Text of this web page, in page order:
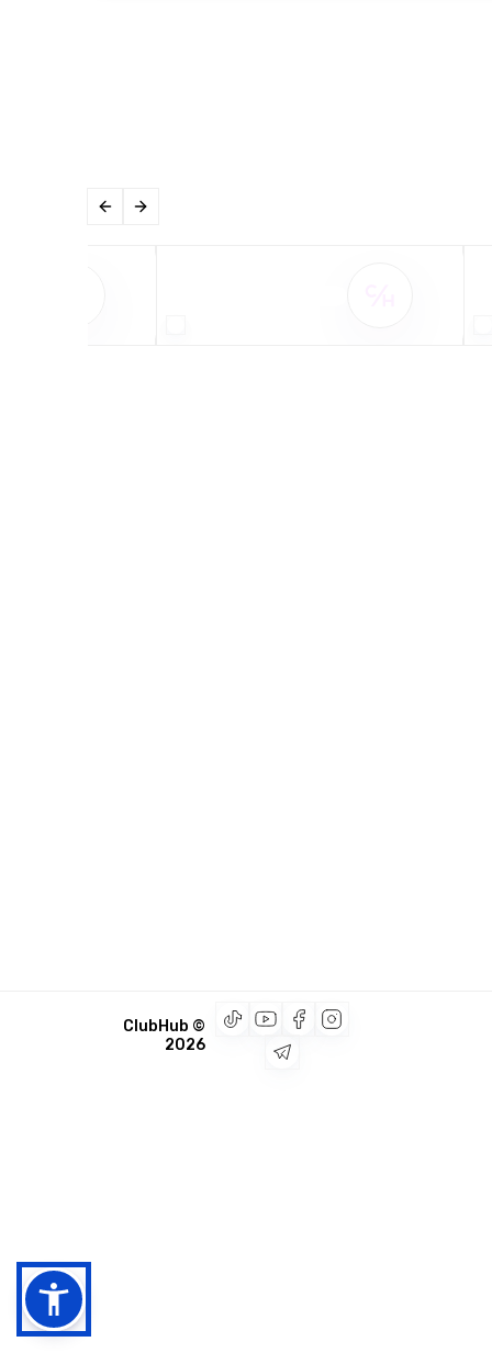
© ClubHub
2026